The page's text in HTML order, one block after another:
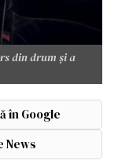
din drum și a
în Google
News